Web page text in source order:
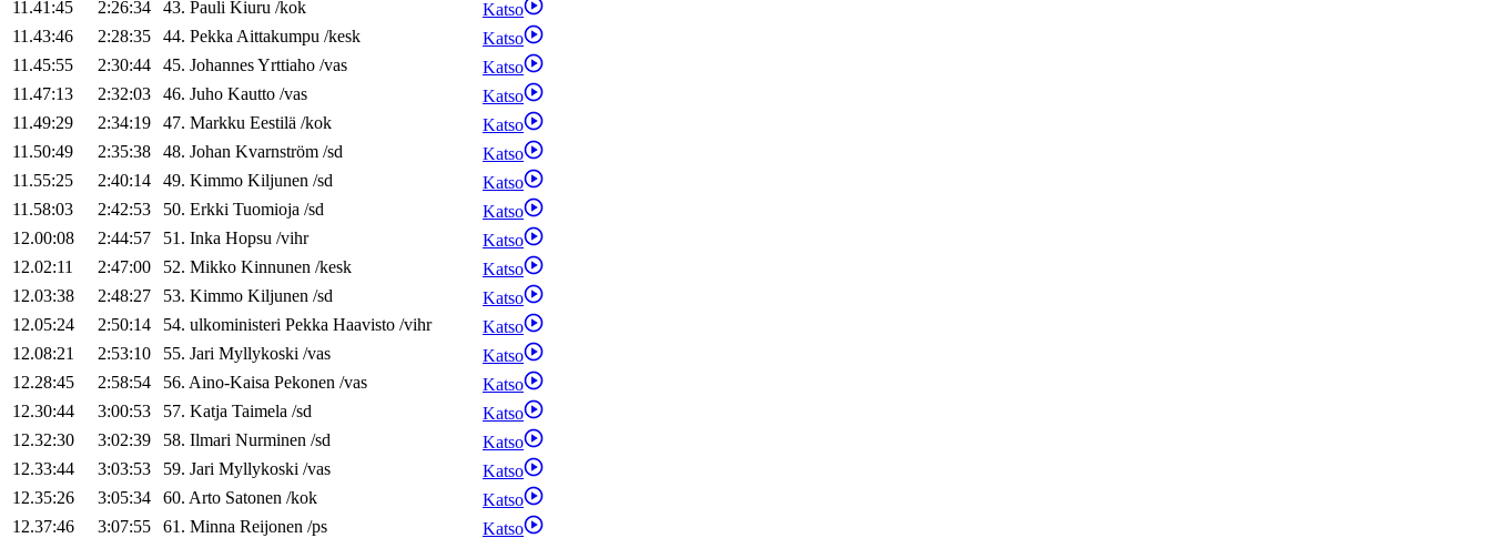
11.41:45
2:26:34 43. Pauli Kiuru /kok
Katso
11.43:46
2:28:35 44. PekkaAittakumpu /kesk
Katso
11.45:55
2:30:44 45. JohannesYrttiaho /vas
Katso
11.47:13
2:32:03 46. Juho Kautto /vas
Katso
11.49:29
2:34:19 47. Markku Eestilä /kok
Katso
11.50:49
2:35:38 48. Johan Kvarnström /sd
Katso
11.55:25
2:40:14 49. Kimmo Kiljunen /sd
Katso
11.58:03
2:42:53 50. Erkki Tuomioja /sd
Katso
12.00:08
2:44:57 51. Inka Hopsu /vihr
Katso
12.02:11
2:47:00 52. Mikko Kinnunen /kesk
Katso
12.03:38
2:48:27 53. Kimmo Kiljunen /sd
Katso
12.05:24
2:50:14 54. ulkoministeri Pekka Haavisto /vihr
Katso
12.08:21
2:53:10 55. Jari Myllykoski /vas
Katso
12.28:45
2:58:54 56. Aino-Kaisa Pekonen /vas
Katso
12.30:44
3:00:53 57. Katja Taimela /sd
Katso
12.32:30
3:02:39 58. Ilmari Nurminen /sd
Katso
12.33:44
3:03:53 59. Jari Myllykoski /vas
Katso
12.35:26
3:05:34 60. Arto Satonen /kok
Katso
12.37:46
3:07:55 61. Minna Reijonen /ps Katso